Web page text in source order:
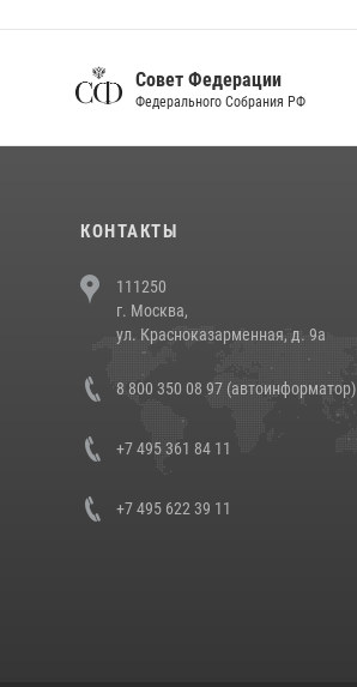
Совет Федерации
Федерального Собрания РФ
КОНТАКТЫ
111250
г. Москва,
ул. Красноказарменная, д. 9а
8 800 350 08 97 (автоинформатор)
+7 495 361 84 11
+7 495 622 39 11